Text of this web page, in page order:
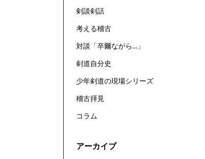
剣談剣話
考える稽古
対談「卒爾ながら…」
剣道自分史
少年剣道の現場シリーズ
稽古拝見
コラム
アーカイブ